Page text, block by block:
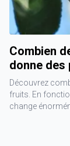
Combien
donne des
Découvrez
fruits. En
change